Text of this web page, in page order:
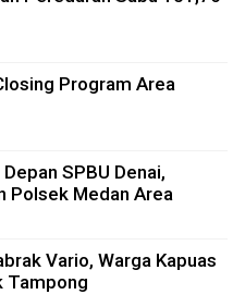
Program Area
SPBU Denai,
Polsek Medan Area
Vario, Warga Kapuas
Tampong